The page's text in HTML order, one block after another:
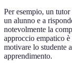
Per esempio, un
un alunno e a
notevolmente la
approccio empatico è
motivare lo studente
apprendimento.